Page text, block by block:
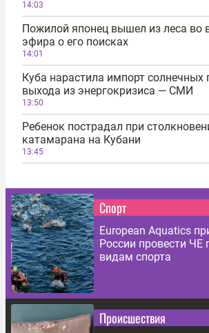
14:03
Пожилой японец вышел из леса во
эфира о его поисках
14:01
Куба нарастила импорт солнечных
выхода из энергокризиса — СМИ
13:50
Ребенок пострадал при
катамарана на Кубани
13:45
Спорт
European Aquatics
России провести ЧЕ
видам спорта
Происшествия